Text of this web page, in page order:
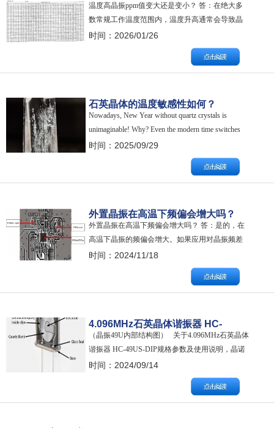
温度高晶振ppm值变大还是变小？ 答：在绝大多
数常规工作温度范围内，温度升高通常会导致晶
振的频率偏差（以ppm表示）的绝对值变大，也就
是频率稳定性变差。 晶诺威科技详解如下： 核心
概念： 频率-温度特性曲线 晶振的频率随温度变化
不是线性的，而是一条类似三次曲线（对于AT切
时间：2026/01/26
石英晶体的温度敏感性如何？
Nowadays, New Year without quartz crystals is
unimaginable! Why? Even the modern time switches
for outdoor lighting need a quartz to have an accurate
时间：2025/09/29
外置晶振在高温下频偏会增大吗？
外置晶振在高温下频偏会增大吗？ 答：是的，在
高温下晶振的频偏会增大。如果应用对晶振频差
有严格要求，建议选择宽温晶振或温补晶振。 关
于温度对晶振频率的影响，晶诺威科技解释如
下： 1、石英晶片的切型直接影响着频率的变化曲
线。 2、晶振的制造工艺影响着晶振频率温度稳定
时间：2024/11/18
4.096MHz石英晶体谐振器 HC-
49US-DIP规格参数及使用说明
（晶振49U内部结构图） 关于4.096MHz石英晶体
谐振器 HC-49US-DIP规格参数及使用说明，晶诺
威科技解释如下： GNW P/N晶诺威料号：
01G4M096GB2 Electrical Characteristics电气参数详
情： MARKING AND DIMENSION…
时间：2024/09/14